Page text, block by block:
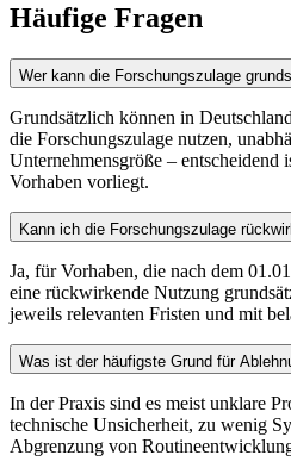
Häufige Fragen
Wer kann die Forschungszulage
Grundsätzlich können in
die Forschungszulage nutzen,
Unternehmensgröße – entscheidend
Vorhaben vorliegt.
Kann ich die Forschungszulage
Ja, für Vorhaben, die nach dem
eine rückwirkende Nutzung
jeweils relevanten Fristen und mit
Was ist der häufigste Grund für
In der Praxis sind es meist unklare
technische Unsicherheit, zu wenig
Abgrenzung von